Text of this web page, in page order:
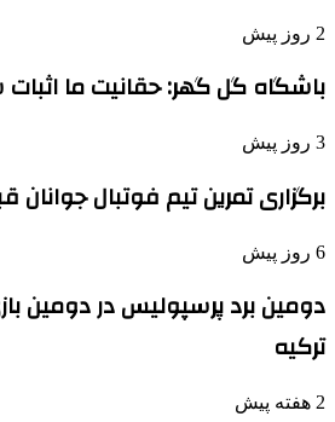
2 روز پیش
باشگاه گل گهر: حقانیت ما
3 روز پیش
برگزاری تمرین تیم فوتبال جوانان
6 روز پیش
دومین برد پرسپولیس در دومین
ترکیه
2 هفته پیش